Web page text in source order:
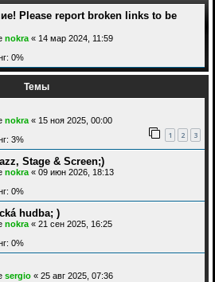
Please report broken links to be
nokra « 14 мар 2024, 11:59
0%
Темы
nokra « 15 ноя 2025, 00:00
1 2 3
3%
Stage & Screen;)
nokra « 09 июн 2026, 18:13
0%
hudba; )
nokra « 21 сен 2025, 16:25
0%
sergio « 25 авг 2025, 07:36